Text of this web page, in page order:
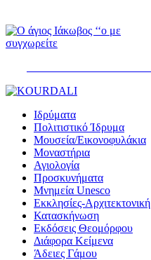
Ιδρύματα
Πολιτιστικό Ίδρυμα
Μουσεία/Εικονοφυλάκια
Μοναστήρια
Αγιολογία
Προσκυνήματα
Μνημεία Unesco
Εκκλησίες-Αρχιτεκτονική
Κατασκήνωση
Εκδόσεις Θεομόρφου
Διάφορα Κείμενα
Άδειες Γάμου